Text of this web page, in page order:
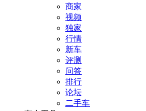
商家
视频
独家
行情
新车
评测
问答
排行
论坛
二手车